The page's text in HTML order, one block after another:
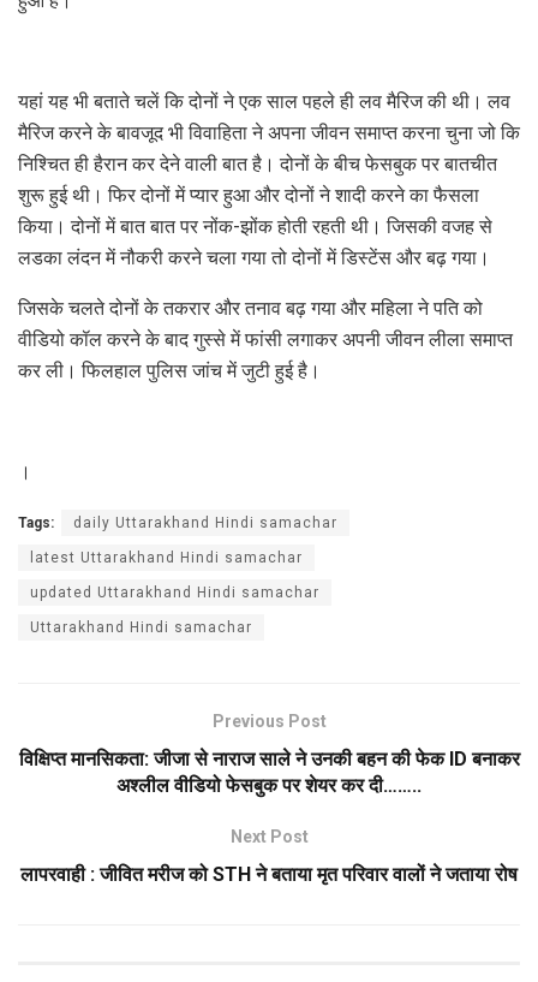
यहां यह भी बताते चलें कि दोनों ने एक साल पहले ही लव मैरिज की थी। लव
मैरिज करने के बावजूद भी विवाहिता ने अपना जीवन समाप्त करना चुना जो कि
निश्चित ही हैरान कर देने वाली बात है। दोनों के बीच फेसबुक पर बातचीत
शुरू हुई थी। फिर दोनों में प्यार हुआ और दोनों ने शादी करने का फैसला
किया। दोनों में बात बात पर नोंक-झोंक होती रहती थी। जिसकी वजह से
लडका लंदन में नौकरी करने चला गया तो दोनों में डिस्टेंस और बढ़ गया।
जिसके चलते दोनों के तकरार और तनाव बढ़ गया और महिला ने पति को
वीडियो कॉल करने के बाद गुस्से में फांसी लगाकर अपनी जीवन लीला समाप्त
कर ली। फिलहाल पुलिस जांच में जुटी हुई है।
।
Tags: daily Uttarakhand Hindi samachar
latest Uttarakhand Hindi samachar
updated Uttarakhand Hindi samachar
Uttarakhand Hindi samachar
Previous Post
विक्षिप्त मानसिकता: जीजा से नाराज साले ने उनकी बहन की फेक ID बनाकर
अश्लील वीडियो फेसबुक पर शेयर कर दी……..
Next Post
लापरवाही : जीवित मरीज को STH ने बताया मृत परिवार वालों ने जताया रोष